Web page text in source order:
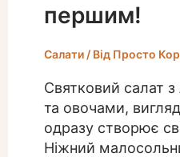
першим!
Салати/ Від Просто
Святковий салат
та овочами,
одразу створює
Ніжний